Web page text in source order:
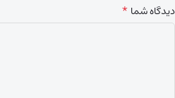
دیدگاه شما *